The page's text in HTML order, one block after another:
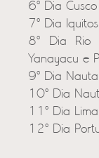
6º Dia
7º Dia
8º Dia Rio
Yanayacu e
9º Dia Nauta
10º Dia
11º Dia
12º Dia